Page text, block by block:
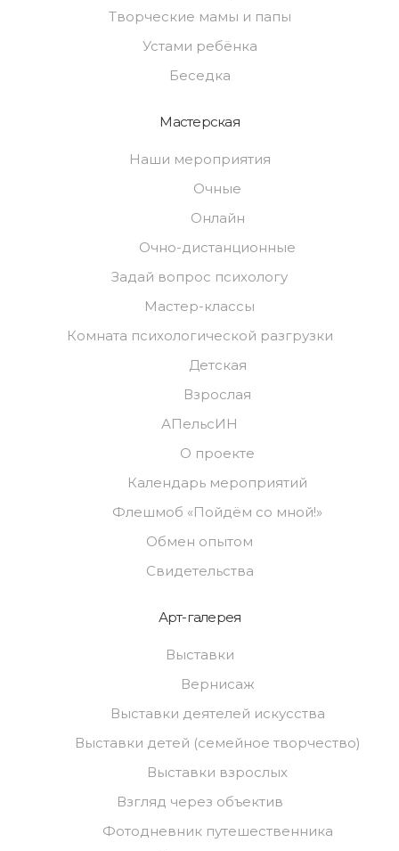
Творческие мамы и папы
Устами ребёнка
Беседка
Мастерская
Наши мероприятия
Очные
Онлайн
Очно-дистанционные
Задай вопрос психологу
Мастер-классы
Комната психологической разгрузки
Детская
Взрослая
АПельсИН
О проекте
Календарь мероприятий
Флешмоб «Пойдём со мной!»
Обмен опытом
Свидетельства
Арт-галерея
Выставки
Вернисаж
Выставки деятелей искусства
Выставки детей (семейное творчество)
Выставки взрослых
Взгляд через объектив
Фотодневник путешественника